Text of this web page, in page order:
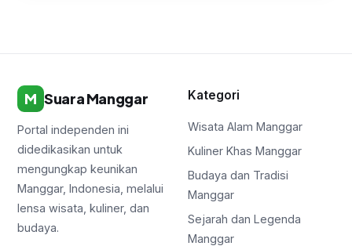
M Suara Manggar
Portal independen ini
didedikasikan untuk
mengungkap keunikan
Manggar, Indonesia, melalui
lensa wisata, kuliner, dan
budaya.
Kategori
Wisata Alam Manggar
Kuliner Khas Manggar
Budaya dan Tradisi
Manggar
Sejarah dan Legenda
Manggar